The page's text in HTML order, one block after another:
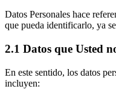
Datos Personales hace
que pueda identificarlo, ya
2.1 Datos que Usted
En este sentido, los datos
incluyen: